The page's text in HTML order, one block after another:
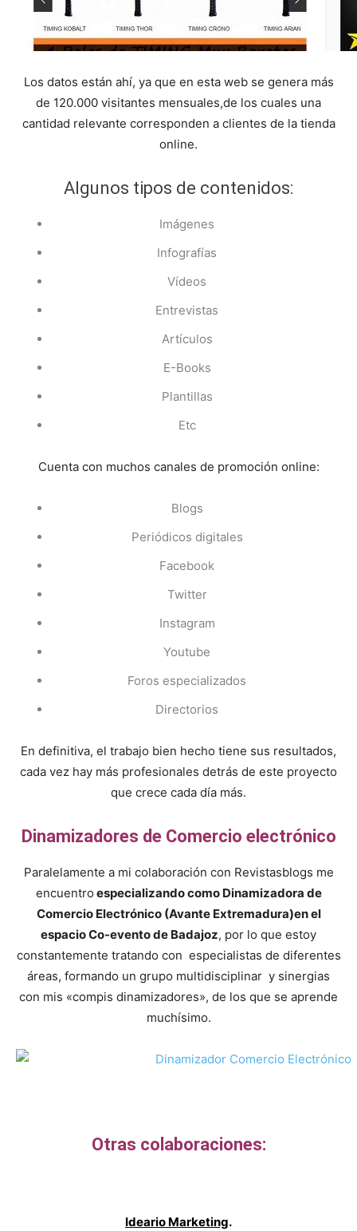
Los datos están ahí, ya que en esta web se genera más
de 120.000 visitantes mensuales,de los cuales una
cantidad relevante corresponden a clientes de la tienda
online.
Algunos tipos de contenidos:
Imágenes
Infografías
Vídeos
Entrevistas
Artículos
E-Books
Plantillas
Etc
Cuenta con muchos canales de promoción online:
Blogs
Periódicos digitales
Facebook
Twitter
Instagram
Youtube
Foros especializados
Directorios
En definitiva, el trabajo bien hecho tiene sus resultados,
cada vez hay más profesionales detrás de este proyecto
que crece cada día más.
Dinamizadores de Comercio electrónico
Paralelamente a mi colaboración con Revistasblogs me
encuentro especializando como Dinamizadora de
Comercio Electrónico (Avante Extremadura)en el
espacio Co-evento de Badajoz, por lo que estoy
constantemente tratando con especialistas de diferentes
áreas, formando un grupo multidisciplinar y sinergias
con mis «compis dinamizadores», de los que se aprende
muchísimo.
Otras colaboraciones:
Ideario Marketing.